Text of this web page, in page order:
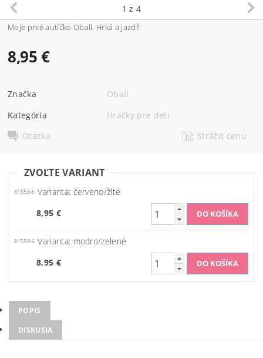
1 z 4
Moje prvé autíčko Oball. Hrká a jazdí!
8,95 €
Značka
Oball
Kategória
Hračky pre deti
Otázka
Strážiť cenu
ZVOĽTE VARIANT
81558-6 Varianta: červeno/žlté
8,95 €
81559-6 Varianta: modro/zelené
8,95 €
POPIS
DISKUSIA